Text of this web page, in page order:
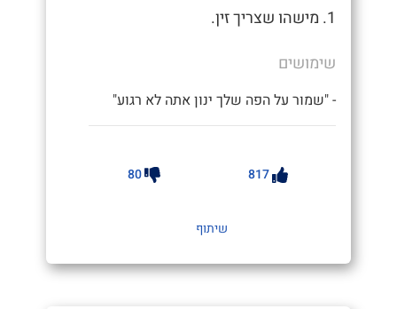
1. מישהו שצריך זין.
שימושים
- "שמור על הפה שלך ינון אתה לא רגוע"
817
80
שיתוף